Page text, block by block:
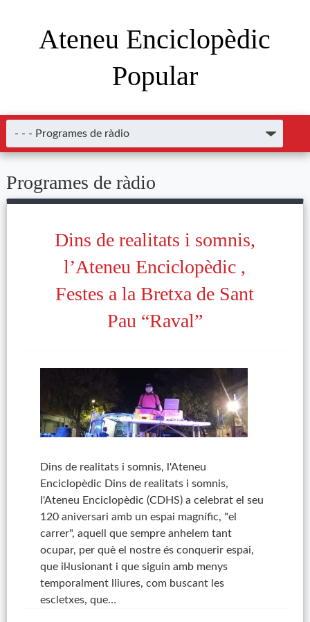
Ateneu Enciclopèdic
Popular
Programes de ràdio
Dins de realitats i somnis,
l’Ateneu Enciclopèdic ,
Festes a la Bretxa de Sant
Pau “Raval”
Dins de realitats i somnis, l'Ateneu
Enciclopèdic Dins de realitats i somnis,
l'Ateneu Enciclopèdic (CDHS) a celebrat el seu
120 aniversari amb un espai magnífic, "el
carrer", aquell que sempre anhelem tant
ocupar, per què el nostre és conquerir espai,
que il·lusionant i que siguin amb menys
temporalment lliures, com buscant les
escletxes, que…